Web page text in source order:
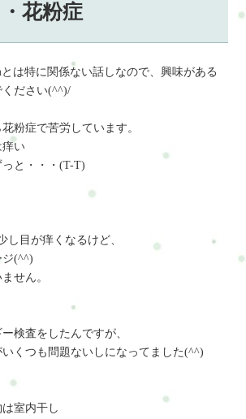
花粉症
とは特に関係ない話しなので、興味がある
ください(^^)/
粉症で苦労しています。
い
と・・・(T-T)
し目が痒くなるけど、
ジ(^^)
せん。
検査をしたんですが、
くつも問題ないしになってました(^^)
室内干し